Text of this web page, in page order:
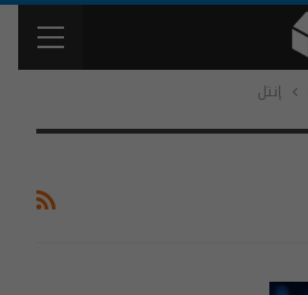
إنتل